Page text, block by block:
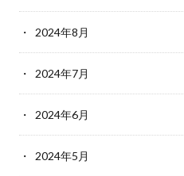
2024年8月
2024年7月
2024年6月
2024年5月